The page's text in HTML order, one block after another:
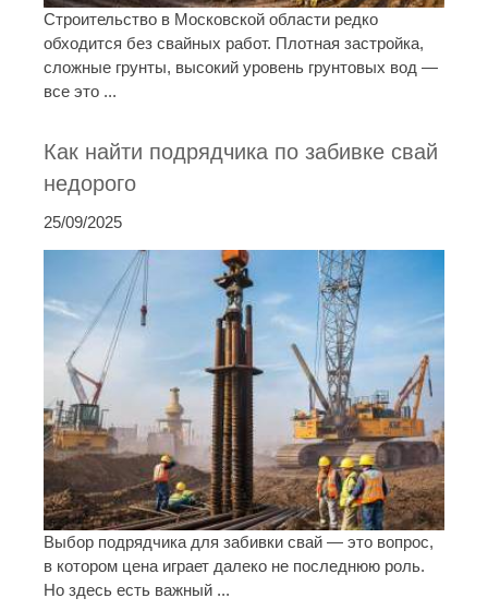
Строительство в Московской области редко
обходится без свайных работ. Плотная застройка,
сложные грунты, высокий уровень грунтовых вод —
все это ...
Как найти подрядчика по забивке свай
недорого
25/09/2025
Выбор подрядчика для забивки свай — это вопрос,
в котором цена играет далеко не последнюю роль.
Но здесь есть важный ...